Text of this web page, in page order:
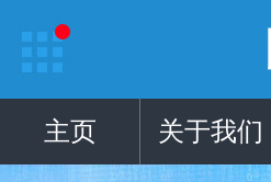
主页 关于我们